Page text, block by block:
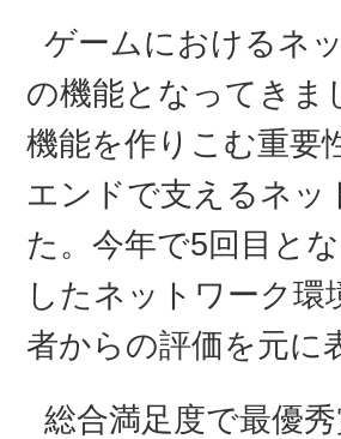
ゲームにおけるネ
の機能となってきま
機能を作りこむ重要
エンドで支えるネッ
た。今年で5回目と
したネットワーク
者からの評価を元に
総合満足度で最優